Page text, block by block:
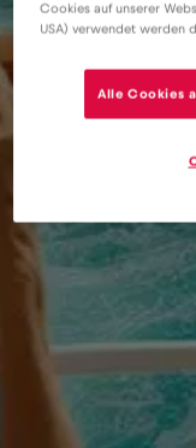
Cookies auf unserer
USA) verwendet werden
Alle Cookies